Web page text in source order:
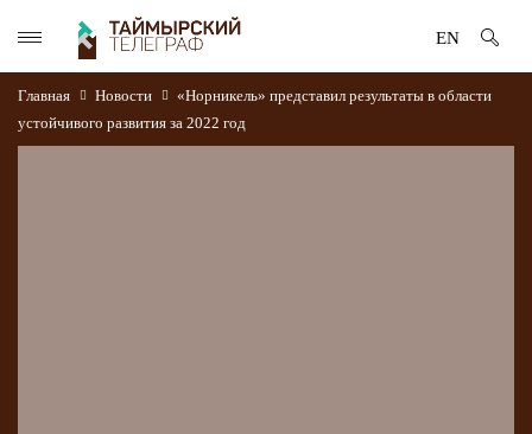
EN
Главная Новости
«Норникель» представил результаты в области
устойчивого развития за 2022 год